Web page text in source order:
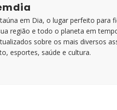
em Dia, o lugar perfeito para
região e todo o planeta em
sobre os mais diversos
esportes, saúde e cultura.